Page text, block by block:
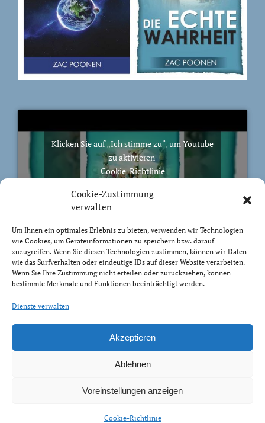
Cookie-Zustimmung
verwalten
Um Ihnen ein optimales Erlebnis zu bieten, verwenden wir Technologien
wie Cookies, um Geräteinformationen zu speichern bzw. darauf
zuzugreifen. Wenn Sie diesen Technologien zustimmen, können wir Daten
wie das Surfverhalten oder eindeutige IDs auf dieser Website verarbeiten.
Wenn Sie Ihre Zustimmung nicht erteilen oder zurückziehen, können
bestimmte Merkmale und Funktionen beeinträchtigt werden.
Dienste verwalten
Akzeptieren
Ablehnen
Voreinstellungen anzeigen
Cookie-Richtlinie
Klicken Sie auf „Ich stimme zu“, um Youtube
zu aktivieren
Cookie-Richtlinie
Ich stimme zu
BIBELVERS DES TAGES
euch tragen, bis ihr grau werdet. Ich habe es getan; ich
will heben und tragen und erretten.
Impressum Datenschutz